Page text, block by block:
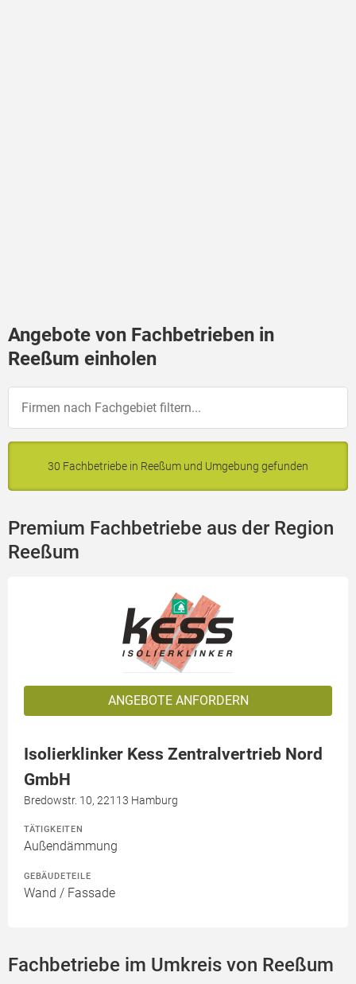
Angebote von Fachbetrieben in
Reeßum einholen
30 Fachbetriebe in Reeßum und Umgebung gefunden
Premium Fachbetriebe aus der Region
Reeßum
ANGEBOTE ANFORDERN
Isolierklinker Kess Zentralvertrieb Nord
GmbH
Bredowstr. 10, 22113 Hamburg
TÄTIGKEITEN
Außendämmung
GEBÄUDETEILE
Wand / Fassade
Fachbetriebe im Umkreis von Reeßum